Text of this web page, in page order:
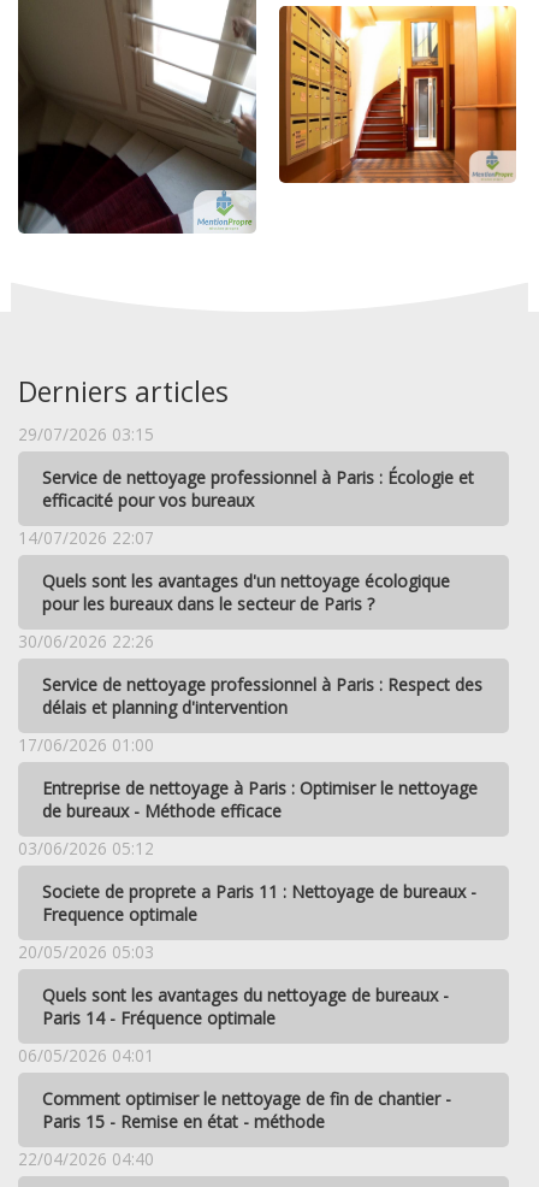
Derniers articles
29/07/2026 03:15
Service de nettoyage professionnel à Paris : Écologie et
efficacité pour vos bureaux
14/07/2026 22:07
Quels sont les avantages d'un nettoyage écologique
pour les bureaux dans le secteur de Paris ?
30/06/2026 22:26
Service de nettoyage professionnel à Paris : Respect des
délais et planning d'intervention
17/06/2026 01:00
Entreprise de nettoyage à Paris : Optimiser le nettoyage
de bureaux - Méthode efficace
03/06/2026 05:12
Societe de proprete a Paris 11 : Nettoyage de bureaux -
Frequence optimale
20/05/2026 05:03
Quels sont les avantages du nettoyage de bureaux -
Paris 14 - Fréquence optimale
06/05/2026 04:01
Comment optimiser le nettoyage de fin de chantier -
Paris 15 - Remise en état - méthode
22/04/2026 04:40